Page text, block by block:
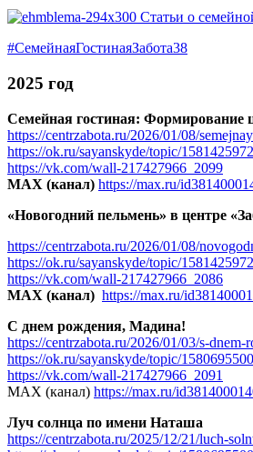
#СемейнаяГостинаяЗабота38
2025 год
Семейная гостиная: Формирование
https://centrzabota.ru/2026/01/08/
https://ok.ru/sayanskyde/topic/
https://vk.com/wall-217427966_2099
МАХ (канал) https://max.ru/
«Новогодний пельмень» в центре
https://centrzabota.ru/2026/01/08/
https://ok.ru/sayanskyde/topic/
https://vk.com/wall-217427966_2086
МАХ (канал) https://max.ru/
С днем рождения, Мадина!
https://centrzabota.ru/2026/01/03/s-dnem-
https://ok.ru/sayanskyde/topic/
https://vk.com/wall-217427966_2091
МАХ (канал) https://max.ru/
Луч солнца по имени Наташа
https://centrzabota.ru/2025/12/21/luch-